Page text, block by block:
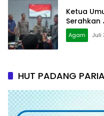
Ketua
Serahkan
Agam Juli
HUT PADANG